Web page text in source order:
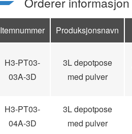
Itemnummer Produksjonsnavn
H3-PT03-
03A-3D
3L depotpose
med pulver
H3-PT03-
04A-3D
3L depotpose
med pulver